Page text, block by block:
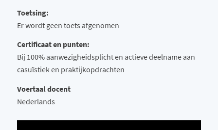
Toetsing:
Er wordt geen toets afgenomen
Certificaat en punten:
Bij 100% aanwezigheidsplicht en actieve deelname aan
casuïstiek en praktijkopdrachten
Voertaal docent
Nederlands